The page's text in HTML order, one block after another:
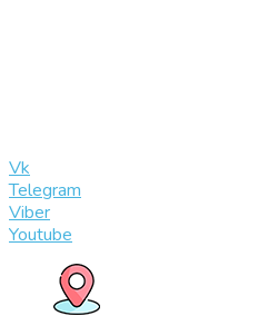
Vk
Telegram
Viber
Youtube